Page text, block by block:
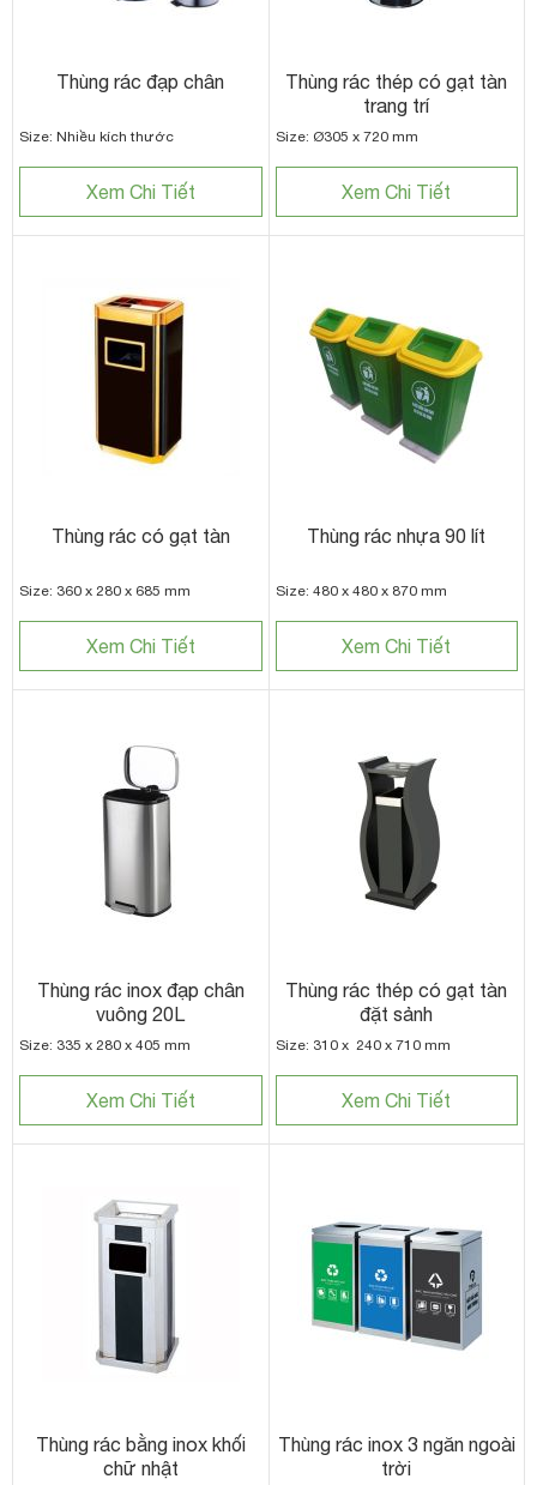
Thùng rác đạp chân
Size: Nhiều kích thước
Xem Chi Tiết
Thùng rác thép có gạt tàn
trang trí
Size: Ø305 x 720 mm
Xem Chi Tiết
Thùng rác có gạt tàn
Size: 360 x 280 x 685 mm
Xem Chi Tiết
Thùng rác nhựa 90 lít
Size: 480 x 480 x 870 mm
Xem Chi Tiết
Thùng rác inox đạp chân
vuông 20L
Size: 335 x 280 x 405 mm
Xem Chi Tiết
Thùng rác thép có gạt tàn
đặt sảnh
Size: 310 x 240 x 710 mm
Xem Chi Tiết
Thùng rác bằng inox khối
chữ nhật
Thùng rác inox 3 ngăn ngoài
trời